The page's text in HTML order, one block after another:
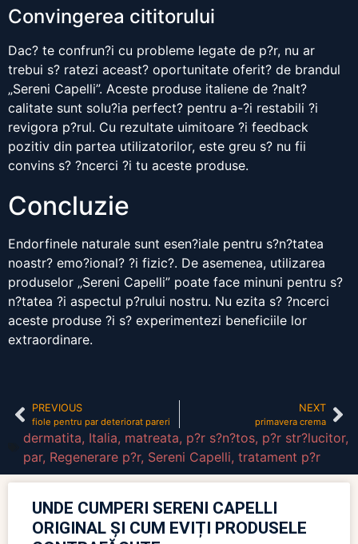
Convingerea cititorului
Dac? te confrun?i cu probleme legate de p?r, nu ar
trebui s? ratezi aceast? oportunitate oferit? de brandul
„Sereni Capelli”. Aceste produse italiene de ?nalt?
calitate sunt solu?ia perfect? pentru a-?i restabili ?i
revigora p?rul. Cu rezultate uimitoare ?i feedback
pozitiv din partea utilizatorilor, este greu s? nu fii
convins s? ?ncerci ?i tu aceste produse.
Concluzie
Endorfinele naturale sunt esen?iale pentru s?n?tatea
noastr? emo?ional? ?i fizic?. De asemenea, utilizarea
produselor „Sereni Capelli” poate face minuni pentru s?
n?tatea ?i aspectul p?rului nostru. Nu ezita s? ?ncerci
aceste produse ?i s? experimentezi beneficiile lor
extraordinare.
PREVIOUS
fiole pentru par deteriorat pareri
NEXT
primavera crema
dermatita, Italia, matreata, p?r s?n?tos, p?r str?lucitor,
par, Regenerare p?r, Sereni Capelli, tratament p?r
UNDE CUMPERI SERENI CAPELLI
ORIGINAL ȘI CUM EVIȚI PRODUSELE